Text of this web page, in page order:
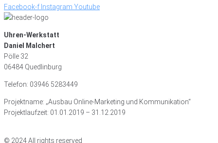
Facebook-f Instagram Youtube
Uhren-Werkstatt
Daniel Malchert
Pölle 32
06484 Quedlinburg
Telefon: 03946 5283449
Projektname: „Ausbau Online-Marketing und Kommunikation“
Projektlaufzeit: 01.01.2019 – 31.12.2019
© 2024 All rights reserved